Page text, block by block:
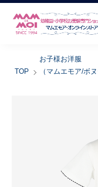
TOP
お子様お洋服
（マムエモア/ボ